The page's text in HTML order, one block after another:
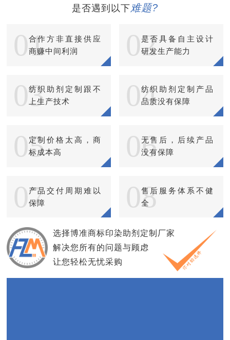
是否遇到以下难题?
01
合作方非直接供应
商赚中间利润
02是否具备自主设计
研发生产能力
03
纺织助剂定制跟不
上生产技术
04
纺织助剂定制产品
品质没有保障
05定制价格太高，商
标成本高
06无售后，后续产品
没有保障
07产品交付周期难以
保障
08
售后服务体系不健
全
选择博准商标印染助剂定制厂家
解决您所有的问题与顾虑
让您轻松无忧采购